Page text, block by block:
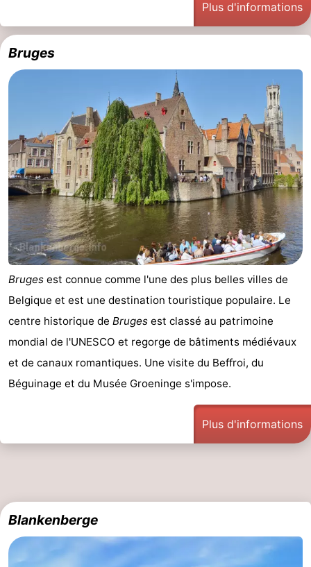
Gand
-
Ypres
La
Nature
Het
Zwin
-
Knokke-
Heist
-
Zeebrugge
-
Blankenberge
-
Wenduine
-
Le
-
Bredene
Ostende
-
La
Panne
-
Nature
Météo
Plus d'informations
Bruges
Bruges est connue comme l'une des plus belles villes de
Belgique et est une destination touristique populaire. Le
centre historique de Bruges est classé au patrimoine
mondial de l'UNESCO et regorge de bâtiments médiévaux
et de canaux romantiques. Une visite du Beffroi, du
Béguinage et du Musée Groeninge s'impose.
Plus d'informations
Blankenberge